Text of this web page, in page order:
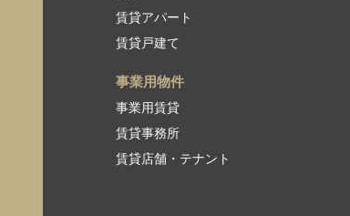
賃貸アパート
賃貸戸建て
事業用物件
事業用賃貸
賃貸事務所
賃貸店舗・テナント